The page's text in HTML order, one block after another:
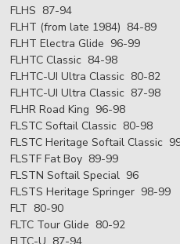
FLHS 87-94
FLHT (from late 1984) 84-89
FLHT Electra Glide 96-99
FLHTC Classic 84-98
FLHTC-UI Ultra Classic 80-82
FLHTC-UI Ultra Classic 87-98
FLHR Road King 96-98
FLSTC Softail Classic 80-98
FLSTC Heritage Softail Classic
FLSTF Fat Boy 89-99
FLSTN Softail Special 96
FLSTS Heritage Springer 98-99
FLT 80-90
FLTC Tour Glide 80-92